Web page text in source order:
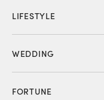
LIFESTYLE
WEDDING
FORTUNE